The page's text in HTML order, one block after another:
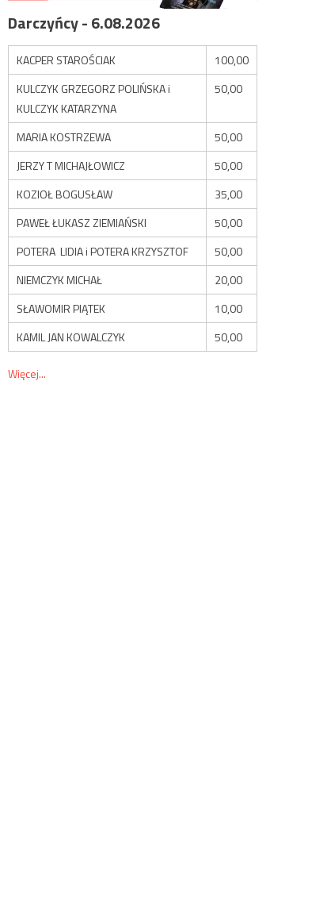
Darczyńcy - 6.08.2026
KACPER STAROŚCIAK
100,00
KULCZYK GRZEGORZ POLIŃSKA i
KULCZYK KATARZYNA
50,00
MARIA KOSTRZEWA
50,00
JERZY T MICHAJŁOWICZ
50,00
KOZIOŁ BOGUSŁAW
35,00
PAWEŁ ŁUKASZ ZIEMIAŃSKI
50,00
POTERA LIDIA i POTERA KRZYSZTOF
50,00
NIEMCZYK MICHAŁ
20,00
SŁAWOMIR PIĄTEK
10,00
KAMIL JAN KOWALCZYK
50,00
Więcej...